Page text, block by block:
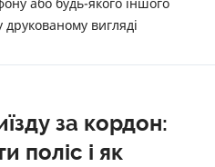
друкованому вигляді
за кордон:
поліс і як